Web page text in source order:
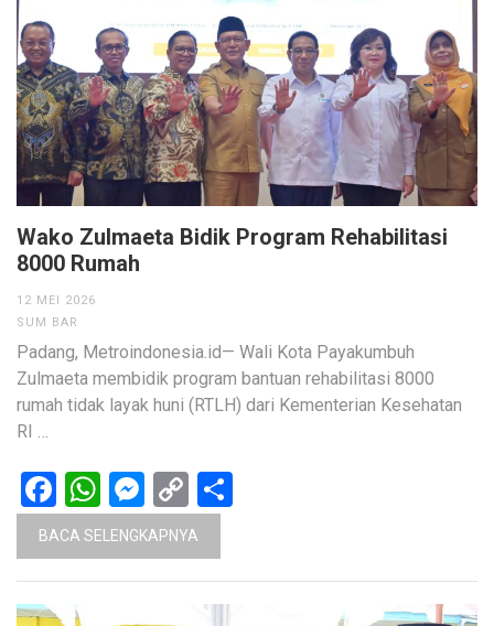
Wako Zulmaeta Bidik Program Rehabilitasi
8000 Rumah
12 MEI 2026
SUM BAR
Padang, Metroindonesia.id— Wali Kota Payakumbuh
Zulmaeta membidik program bantuan rehabilitasi 8000
rumah tidak layak huni (RTLH) dari Kementerian Kesehatan
RI …
Facebook
WhatsApp
Messenger
Copy
Link
BACA SELENGKAPNYA